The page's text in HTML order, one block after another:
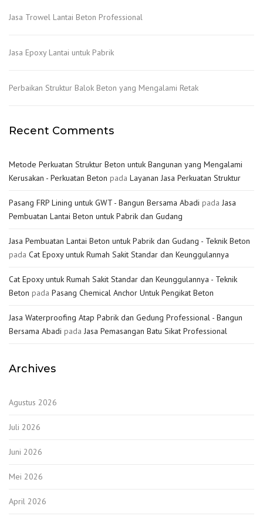
Jasa Trowel Lantai Beton Professional
Jasa Epoxy Lantai untuk Pabrik
Perbaikan Struktur Balok Beton yang Mengalami Retak
Recent Comments
Metode Perkuatan Struktur Beton untuk Bangunan yang Mengalami
Kerusakan - Perkuatan Beton pada Layanan Jasa Perkuatan Struktur
Pasang FRP Lining untuk GWT - Bangun Bersama Abadi pada Jasa
Pembuatan Lantai Beton untuk Pabrik dan Gudang
Jasa Pembuatan Lantai Beton untuk Pabrik dan Gudang - Teknik Beton
pada Cat Epoxy untuk Rumah Sakit Standar dan Keunggulannya
Cat Epoxy untuk Rumah Sakit Standar dan Keunggulannya - Teknik
Beton pada Pasang Chemical Anchor Untuk Pengikat Beton
Jasa Waterproofing Atap Pabrik dan Gedung Professional - Bangun
Bersama Abadi pada Jasa Pemasangan Batu Sikat Professional
Archives
Agustus 2026
Juli 2026
Juni 2026
Mei 2026
April 2026